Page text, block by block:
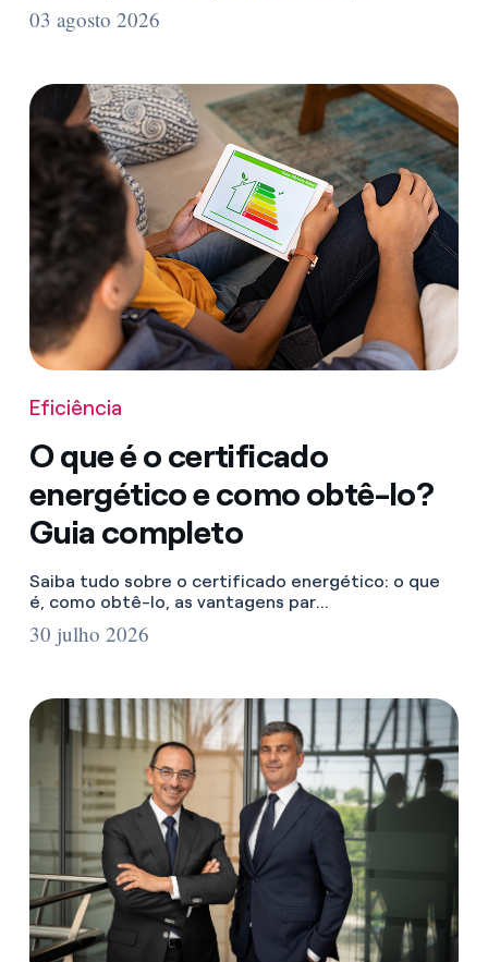
03 agosto 2026
Eficiência
O que é o certificado
energético e como obtê-lo?
Guia completo
Saiba tudo sobre o certificado energético: o que
é, como obtê-lo, as vantagens par...
30 julho 2026